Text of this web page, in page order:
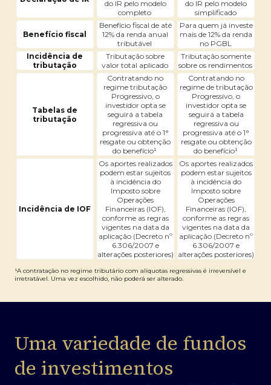
do IR pelo modelo
completo
do IR pelo modelo
simplificado
Benefício fiscal
Benefício fiscal de até
12% da renda anual
tributável
Para quem já investe
mais de 12% da renda
no PGBL
Incidência de
tributação
Tributação sobre
valor total aplicado
Tributação somente
sobre os rendimentos
Tabelas de
tributação
Contratando no
regime tributação
Progressivo, o
investidor opta se
seguirá a tabela
regressiva ou
progressiva até o 1°
resgate ou obtenção
do benefício¹
Contratando no
regime de tributação
Progressivo, o
investidor opta se
seguirá a tabela
regressiva ou
progressiva até o 1°
resgate ou obtenção
do benefício¹
Incidência de IOF
Os aportes realizados
podem estar sujeitos
à incidência do
Imposto sobre
Operações
Financeiras (IOF),
conforme as regras
vigentes na data da
aplicação (Decreto nº
6.306/2007 e
alterações posteriores)
Os aportes realizados
podem estar sujeitos
à incidência do
Imposto sobre
Operações
Financeiras (IOF),
conforme as regras
vigentes na data da
aplicação (Decreto nº
6.306/2007 e
alterações posteriores)
¹A contratação no regime tributário com alíquotas regressivas é irreversível e
irretratável. Uma vez escolhido, não poderá ser alterado.
Uma variedade de fundos
de investimentos